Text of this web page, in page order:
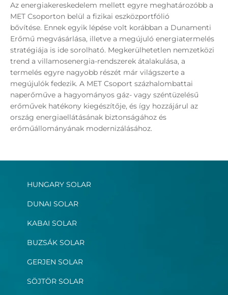
Az energiakereskedelem mellett egyre meghatározóbb a
MET Csoporton belül a fizikai eszközportfólió
bővítése. Ennek egyik lépése volt korábban a Dunamenti
Erőmű megvásárlása, illetve a megújuló energiatermelés
stratégiája is ide sorolható. Megkerülhetetlen nemzetközi
trend a villamosenergia-rendszerek átalakulása, a
termelés egyre nagyobb részét már világszerte a
megújulók fedezik. A MET Csoport százhalombattai
naperőműve a hagyományos gáz- vagy széntüzelésű
erőművek hatékony kiegészítője, és így hozzájárul az
ország energiaellátásának biztonságához és
erőműállományának modernizálásához.
HUNGARY SOLAR
DUNAI SOLAR
KABAI SOLAR
BUZSÁK SOLAR
GERJEN SOLAR
SÖJTÖR SOLAR